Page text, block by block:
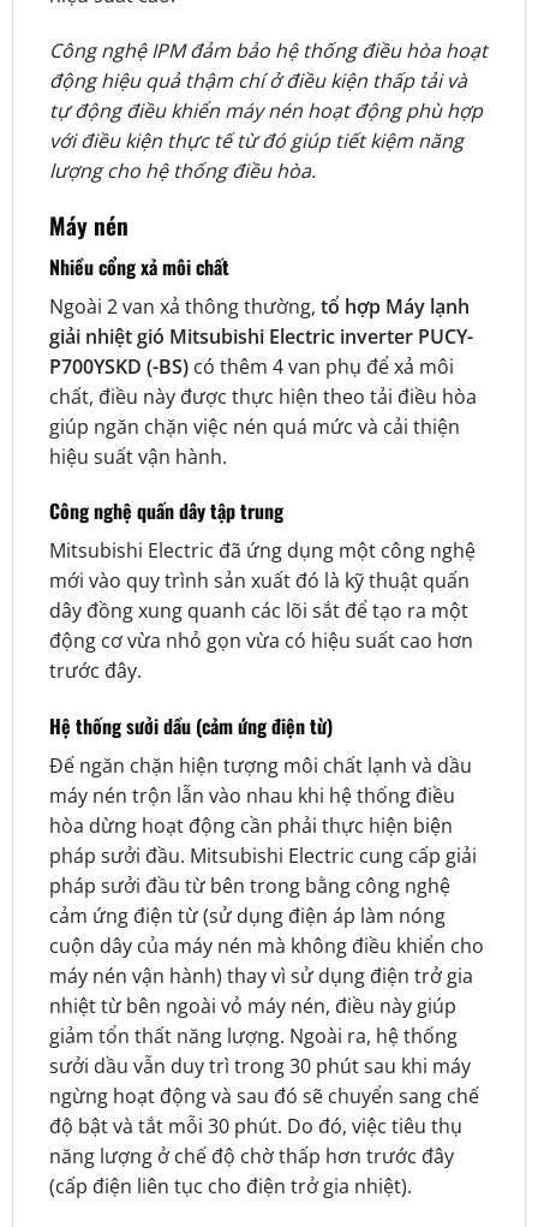
Công nghệ IPM đảm bảo hệ thống điều hòa hoạt
động hiệu quả thậm chí ở điều kiện thấp tải và
tự động điều khiển máy nén hoạt động phù hợp
với điều kiện thực tế từ đó giúp tiết kiệm năng
lượng cho hệ thống điều hòa.
Máy nén
Nhiều cổng xả môi chất
Ngoài 2 van xả thông thường, tổ hợp Máy lạnh
giải nhiệt gió Mitsubishi Electric inverter PUCY-
P700YSKD (-BS) có thêm 4 van phụ để xả môi
chất, điều này được thực hiện theo tải điều hòa
giúp ngăn chặn việc nén quá mức và cải thiện
hiệu suất vận hành.
Công nghệ quấn dây tập trung
Mitsubishi Electric đã ứng dụng một công nghệ
mới vào quy trình sản xuất đó là kỹ thuật quấn
dây đồng xung quanh các lõi sắt để tạo ra một
động cơ vừa nhỏ gọn vừa có hiệu suất cao hơn
trước đây.
Hệ thống sưởi dầu (cảm ứng điện từ)
Đế ngăn chặn hiện tượng môi chất lạnh và dầu
máy nén trộn lẫn vào nhau khi hệ thống điều
hòa dừng hoạt động cần phải thực hiện biện
pháp sưởi đầu. Mitsubishi Electric cung cấp giải
pháp sưởi đầu từ bên trong bằng công nghệ
cảm ứng điện từ (sử dụng điện áp làm nóng
cuộn dây của máy nén mà không điều khiển cho
máy nén vận hành) thay vì sử dụng điện trở gia
nhiệt từ bên ngoài vỏ máy nén, điều này giúp
giảm tổn thất năng lượng. Ngoài ra, hệ thống
sưởi dầu vẫn duy trì trong 30 phút sau khi máy
ngừng hoạt động và sau đó sẽ chuyển sang chế
độ bật và tắt mỗi 30 phút. Do đó, việc tiêu thụ
năng lượng ở chế độ chờ thấp hơn trước đây
(cấp điện liên tục cho điện trở gia nhiệt).